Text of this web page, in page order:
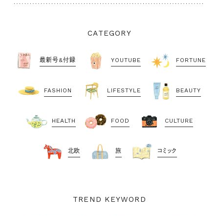
CATEGORY
最新号&付録 YOUTUBE FORTUNE
FASHION LIFESTYLE BEAUTY
HEALTH FOOD CULTURE
北欧 旅 コミック
TREND KEYWORD